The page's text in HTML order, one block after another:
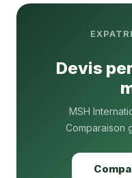
Devis
MSH
Comparaison